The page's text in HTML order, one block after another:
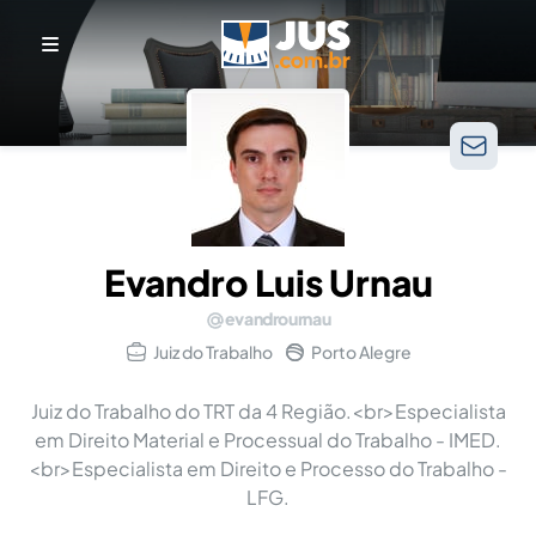
Evandro Luis Urnau
evandrournau
Juiz do Trabalho
Porto Alegre
Juiz do Trabalho do TRT da 4 Região.<br>Especialista
em Direito Material e Processual do Trabalho - IMED.
<br>Especialista em Direito e Processo do Trabalho -
LFG.